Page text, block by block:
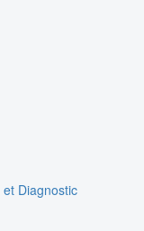
Diagnostic